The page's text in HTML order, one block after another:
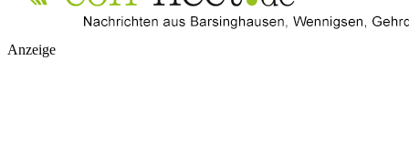
Anzeige